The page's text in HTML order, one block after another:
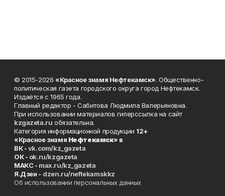
© 2015-2026 «Красное знамя Нефтекамск». Общественно-
политическая газета городского округа город Нефтекамск.
Издаётся с 1965 года.
Главный редактор - Сабитова Людмила Валерьяновна.
При использовании материалов гиперссылка на сайт
kzgazeta.ru обязательна.
Категория информационной продукции 12+
«Красное знамя Нефтекамск» в
ВК -vk.com/kz_gazeta
ОК - ok.ru/kzgazeta
MAKC - max.ru/kz_gazeta
Я.Дзен - dzen.ru/neftekamskkz
Об использовании персональных данных